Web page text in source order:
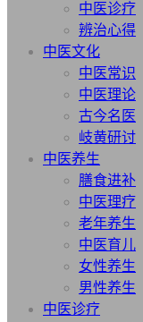
中医诊疗
辨治心得
中医文化
中医常识
中医理论
古今名医
岐黄研讨
中医养生
膳食进补
中医理疗
老年养生
中医育儿
女性养生
男性养生
中医诊疗